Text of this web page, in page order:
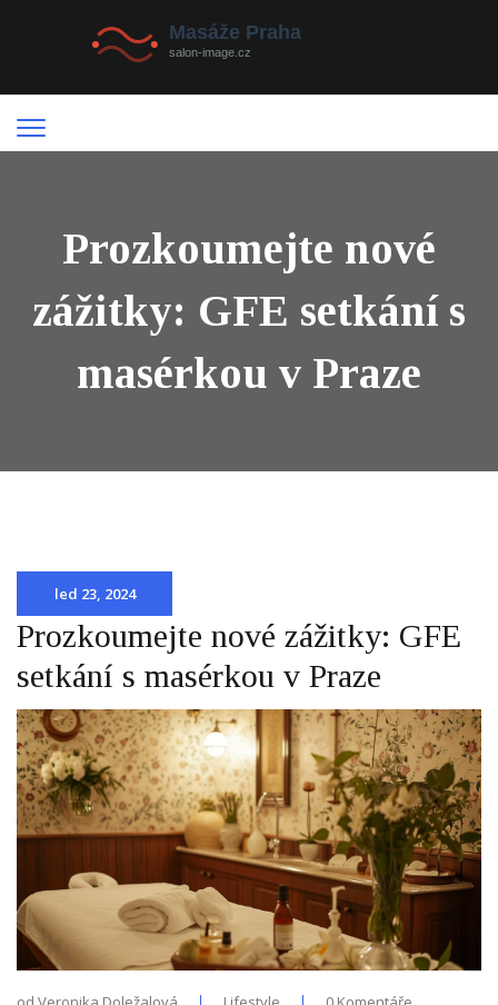
Prozkoumejte nové
zážitky: GFE setkání s
masérkou v Praze
led 23, 2024
Prozkoumejte nové zážitky: GFE
setkání s masérkou v Praze